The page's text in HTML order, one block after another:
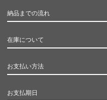
納品までの流れ
在庫について
お支払い方法
お支払期日